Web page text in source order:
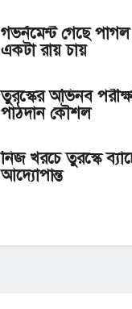
গভর্নমেন্ট গেছে
একটা রায় চায়
তুরস্কের অভিনব
পাঠদান কৌশল
নিজ খরচে তুরস্কে
আদ্যোপান্ত